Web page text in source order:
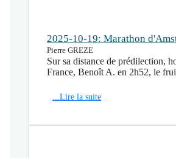
2025-10-19: Marathon
Pierre GREZE
Sur sa distance de prédilection,
France, Benoît A. en 2h52, le
...Lire la suite